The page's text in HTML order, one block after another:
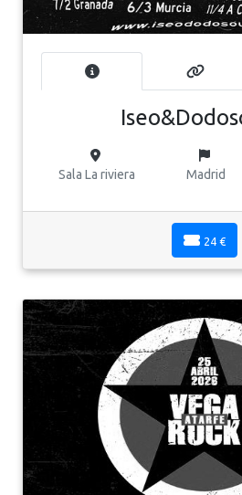
Sala La riviera Madrid
24 €